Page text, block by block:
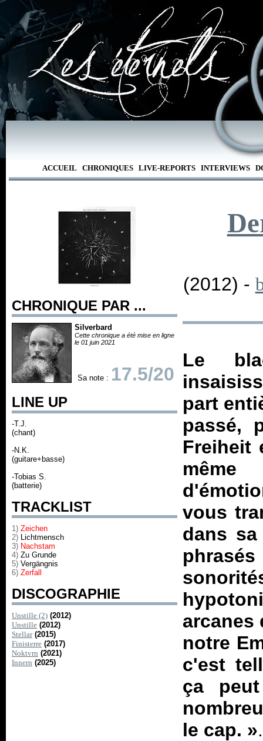
ACCUEIL CHRONIQUES LIVE-REPORTS INTERVIEWS
CHRONIQUE PAR ...
Silverbard
Cette chronique a été mise en ligne
le 01 juin 2021
Sa note : 17.5/20
LINE UP
-T.J.
(chant)
-N.K.
(guitare+basse)
-Tobias S.
(batterie)
TRACKLIST
1) Zeichen
2) Lichtmensch
3) Nachstam
4) Zu Grunde
5) Vergängnis
6) Zerfall
DISCOGRAPHIE
Unstille (2) (2012)
Unstille (2012)
Stellar (2015)
Finisterre (2017)
Noktvrn (2021)
Innern (2025)
(2012) -
Le
part
passé,
Freiheit
même
vous
dans
arcanes
notre
c'est
ça
le cap. ».